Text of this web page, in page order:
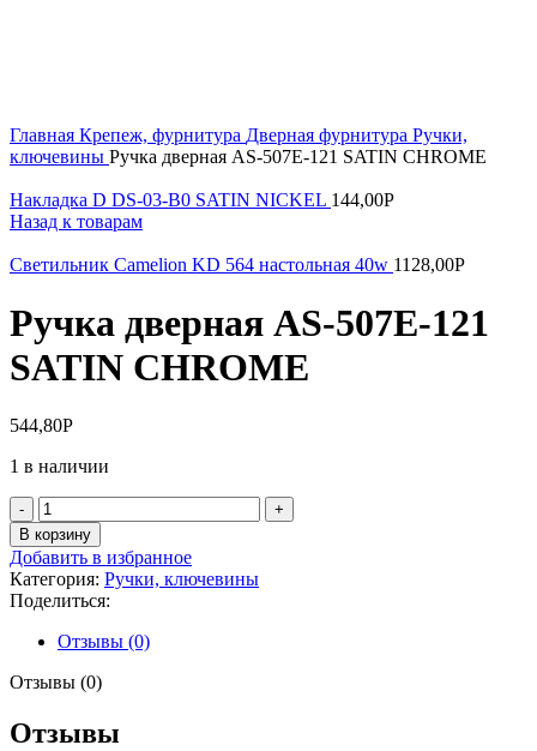
Главная Крепеж, фурнитура Дверная фурнитура Ручки,
ключевины Ручка дверная AS-507Е-121 SATIN CHROME
Накладка D DS-03-B0 SATIN NICKEL 144,00Р
Назад к товарам
Светильник Camelion KD 564 настольная 40w 1128,00Р
Ручка дверная AS-507Е-121
SATIN CHROME
544,80Р
1 в наличии
Количество
товара
Ручка
дверная
AS-
507Е-121
SATIN
CHROME
В корзину
Добавить в избранное
Категория: Ручки, ключевины
Поделиться:
Отзывы (0)
Отзывы (0)
Отзывы